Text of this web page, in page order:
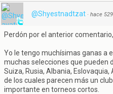
@Shyestnadtzat · hace
Perdón por el anterior
Yo le tengo muchísimas ganas a
muchas selecciones que pueden
Suiza, Rusia, Albania,
de los cuales parecen más un
importante en torneos cortos.